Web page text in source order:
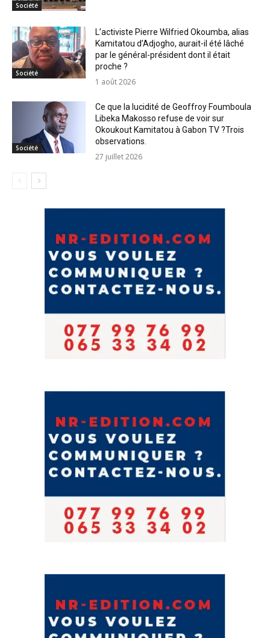
Société
Société
L’activiste Pierre Wilfried Okoumba, alias
Kamitatou d’Adjogho, aurait-il été lâché
par le général-président dont il était
proche ?
1 août 2026
Société
Ce que la lucidité de Geoffroy Foumboula
Libeka Makosso refuse de voir sur
Okoukout Kamitatou à Gabon TV ?Trois
observations.
27 juillet 2026